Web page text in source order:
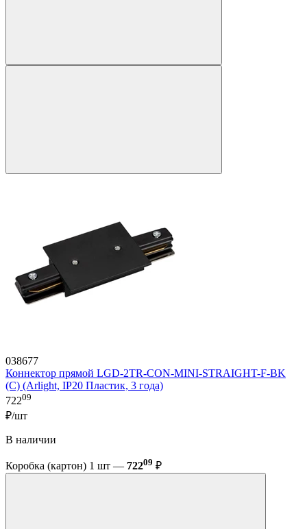
038677
Коннектор прямой LGD-2TR-CON-MINI-STRAIGHT-F-BK
(C) (Arlight, IP20 Пластик, 3 года)
72209
₽/шт
В наличии
Коробка (картон) 1 шт — 72209 ₽